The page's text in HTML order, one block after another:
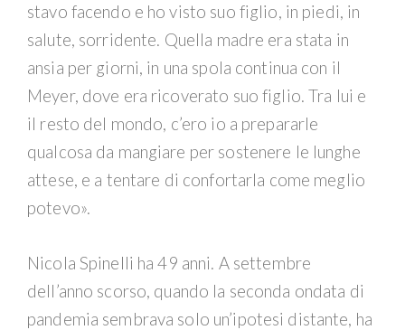
stavo facendo e ho visto suo figlio, in piedi, in
salute, sorridente. Quella madre era stata in
ansia per giorni, in una spola continua con il
Meyer, dove era ricoverato suo figlio. Tra lui e
il resto del mondo, c’ero io a prepararle
qualcosa da mangiare per sostenere le lunghe
attese, e a tentare di confortarla come meglio
potevo».
Nicola Spinelli ha 49 anni. A settembre
dell’anno scorso, quando la seconda ondata di
pandemia sembrava solo un’ipotesi distante, ha